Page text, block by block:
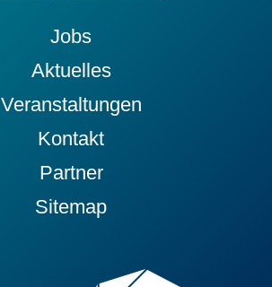
Jobs
Aktuelles
Veranstaltungen
Kontakt
Partner
Sitemap